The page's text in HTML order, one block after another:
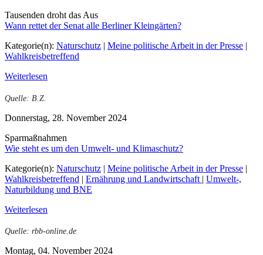
Tausenden droht das Aus
Wann rettet der Senat alle Berliner Kleingärten?
Kategorie(n): Naturschutz | Meine politische Arbeit in der Presse |
Wahlkreisbetreffend
Weiterlesen
Quelle: B.Z.
Donnerstag, 28. November 2024
Sparmaßnahmen
Wie steht es um den Umwelt- und Klimaschutz?
Kategorie(n): Naturschutz | Meine politische Arbeit in der Presse |
Wahlkreisbetreffend | Ernährung und Landwirtschaft | Umwelt-,
Naturbildung und BNE
Weiterlesen
Quelle: rbb-online.de
Montag, 04. November 2024